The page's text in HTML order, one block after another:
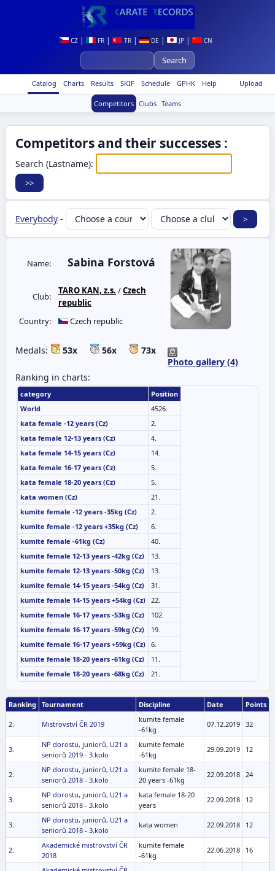
CZ | FR | TR | DE | JP | CN
Upload
Catalog Charts Results SKIF Schedule GPHK Help
Competitors Clubs Teams
Competitors and their successes :
Search (Lastname):
Everybody -
Photo gallery (4)
Name: Sabina Forstová
Club:
TARO KAN, z.s. /Czech
republic
Country:
Czech republic
Medals: 53x 56x 73x
Ranking in charts:
category
Position
World
4526.
kata female -12 years (Cz)
2.
kata female 12-13 years (Cz)
4.
kata female 14-15 years (Cz)
14.
kata female 16-17 years (Cz)
5.
kata female 18-20 years (Cz)
5.
kata women (Cz)
21.
kumite female -12 years -35kg (Cz)
2.
kumite female -12 years +35kg (Cz)
6.
kumite female -61kg (Cz)
40.
kumite female 12-13 years -42kg (Cz)
13.
kumite female 12-13 years -50kg (Cz)
13.
kumite female 14-15 years -54kg (Cz)
31.
kumite female 14-15 years +54kg (Cz) 22.
kumite female 16-17 years -53kg (Cz)
102.
kumite female 16-17 years -59kg (Cz)
19.
kumite female 16-17 years +59kg (Cz) 6.
kumite female 18-20 years -61kg (Cz)
11.
kumite female 18-20 years -68kg (Cz)
21.
Ranking Tournament Discipline Date Points
2. Mistrovství ČR 2019
kumite female
-61kg
07.12.2019 32
3.
NP dorostu, juniorů, U21 a
seniorů 2019 - 3.kolo
kumite female
-61kg
29.09.2019 12
2.
NP dorostu, juniorů, U21 a
seniorů 2018 - 3.kolo
kumite female 18-
20 years -61kg
22.09.2018 24
3.
NP dorostu, juniorů, U21 a
seniorů 2018 - 3.kolo
kata female 18-20
years
22.09.2018 12
3.
NP dorostu, juniorů, U21 a
seniorů 2018 - 3.kolo
kata women 22.09.2018 12
2.
Akademické mistrovství ČR
2018
kumite female
-61kg
22.06.2018 16